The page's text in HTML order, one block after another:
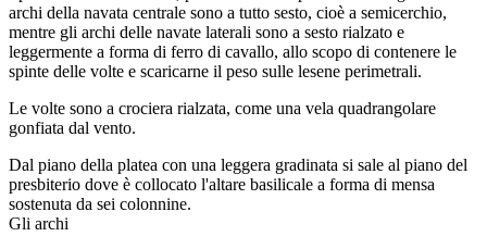
archi della navata centrale sono a tutto sesto, cioè a semicerchio,
mentre gli archi delle navate laterali sono a sesto rialzato e
leggermente a forma di ferro di cavallo, allo scopo di contenere le
spinte delle volte e scaricarne il peso sulle lesene perimetrali.
Le volte sono a crociera rialzata, come una vela quadrangolare
gonfiata dal vento.
Dal piano della platea con una leggera gradinata si sale al piano del
presbiterio dove è collocato l'altare basilicale a forma di mensa
sostenuta da sei colonnine.
Gli archi